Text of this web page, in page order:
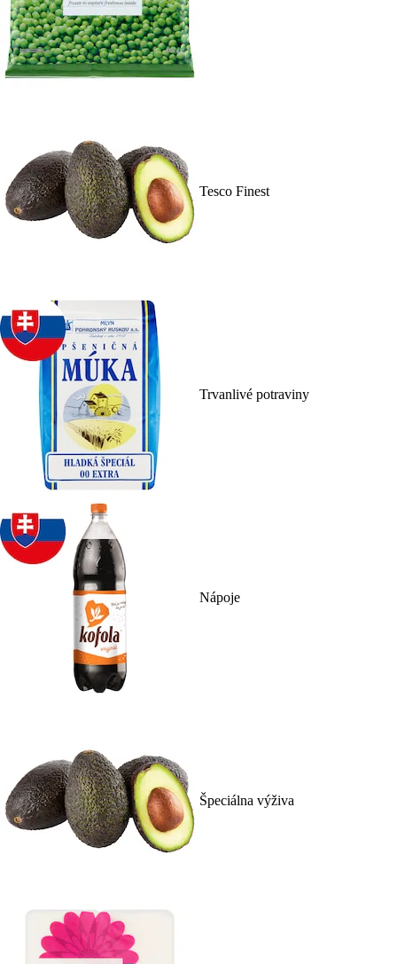
Tesco Finest
Trvanlivé potraviny
Nápoje
Špeciálna výživa